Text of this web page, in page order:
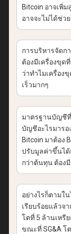
Bitcoin อาจเพิ่
อาจจะไม่ได้ช่ว
การบริหารจัดก
ต้องมีเครื่องขุด
ว่าทำไมเครื่อง
เร็วมากๆ
มาตรฐานบัญชี
บัญชีอะไรมารอ
Bitcoin มาต้อง
ปรับมูลค่าขึ้นได้
กว่าต้นทุน ต้อง
อย่างไรก็ตามใ
เรียบร้อยแล้วจ
โตที่ 5 ล้านเหรี
ขณะที่ SG&A โต